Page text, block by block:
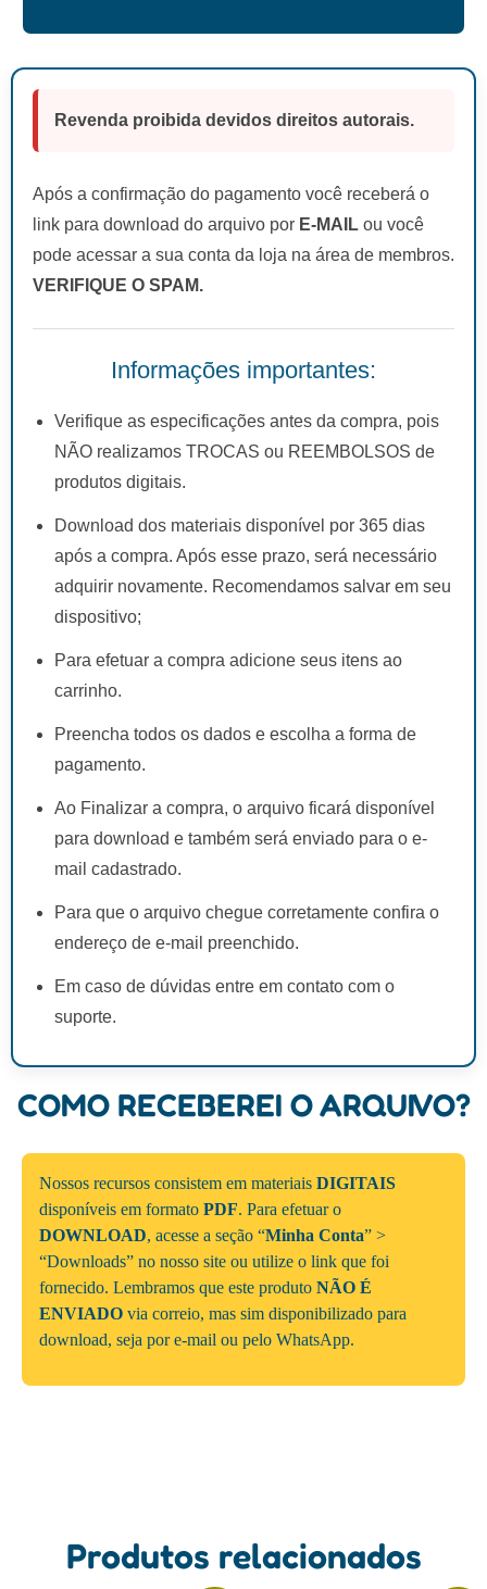
Revenda proibida devidos direitos autorais.
Após a confirmação do pagamento você receberá o
link para download do arquivo por E-MAIL ou você
pode acessar a sua conta da loja na área de membros.
VERIFIQUE O SPAM.
Informações importantes:
Verifique as especificações antes da compra, pois
NÃO realizamos TROCAS ou REEMBOLSOS de
produtos digitais.
Download dos materiais disponível por 365 dias
após a compra. Após esse prazo, será necessário
adquirir novamente. Recomendamos salvar em seu
dispositivo;
Para efetuar a compra adicione seus itens ao
carrinho.
Preencha todos os dados e escolha a forma de
pagamento.
Ao Finalizar a compra, o arquivo ficará disponível
para download e também será enviado para o e-
mail cadastrado.
Para que o arquivo chegue corretamente confira o
endereço de e-mail preenchido.
Em caso de dúvidas entre em contato com o
suporte.
COMO RECEBEREI O ARQUIVO?
Nossos recursos consistem em materiais DIGITAIS
disponíveis em formato PDF. Para efetuar o
DOWNLOAD, acesse a seção “Minha Conta” >
“Downloads” no nosso site ou utilize o link que foi
fornecido. Lembramos que este produto NÃO É
ENVIADO via correio, mas sim disponibilizado para
download, seja por e-mail ou pelo WhatsApp.
Produtos relacionados